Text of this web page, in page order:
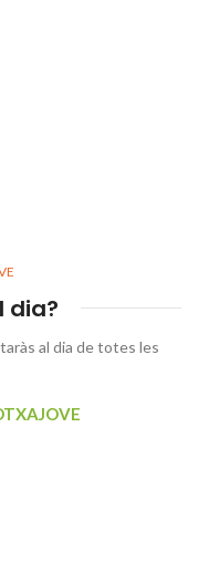
dia?
al dia de totes les